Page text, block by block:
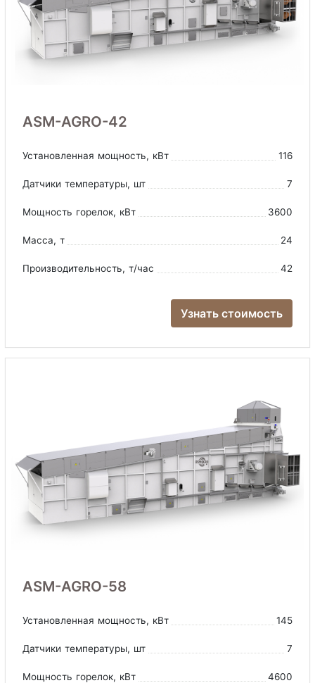
ASM-AGRO-42
Установленная мощность, кВт 116
Датчики температуры, шт 7
Мощность горелок, кВт 3600
Масса, т 24
Производительность, т/час 42
Узнать стоимость
ASM-AGRO-58
Установленная мощность, кВт 145
Датчики температуры, шт 7
Мощность горелок, кВт 4600